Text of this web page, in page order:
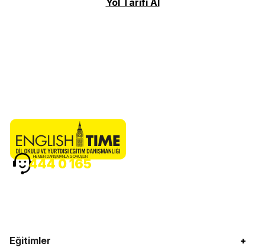
Eğitimler +
HEMEN DANIŞMANLA GÖRÜŞÜN
444 0 165